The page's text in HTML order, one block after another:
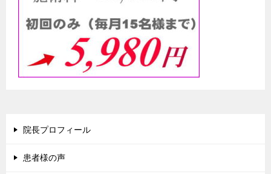
院長プロフィール
患者様の声